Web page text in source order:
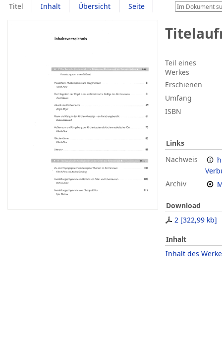
Titel Inhalt Übersicht Seite
Teil eines
Werkes
Erschienen
Umfang
ISBN
Links
Nachweis
Archiv
Download
2 [322,99 kb]
Inhalt
Inhalt des